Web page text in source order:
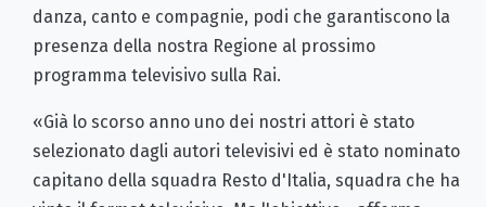
danza, canto e compagnie, podi che garantiscono la
presenza della nostra Regione al prossimo
programma televisivo sulla Rai.
«Già lo scorso anno uno dei nostri attori è stato
selezionato dagli autori televisivi ed è stato nominato
capitano della squadra Resto d'Italia, squadra che ha